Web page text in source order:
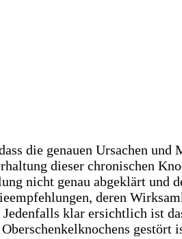
die genauen Ursachen
dieser chronischen
nicht genau abgeklärt
deren
klar ersichtlich ist
gestört